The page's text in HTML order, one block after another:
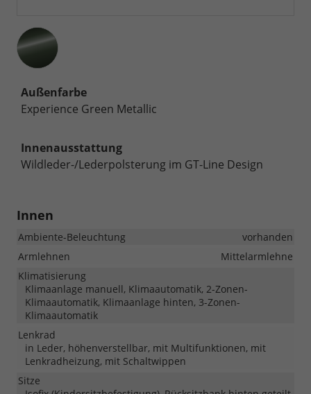
Außenfarbe
Experience Green Metallic
Innenausstattung
Wildleder-/Lederpolsterung im GT-Line Design
Innen
Ambiente-Beleuchtung
vorhanden
Armlehnen
Mittelarmlehne
Klimatisierung
Klimaanlage manuell, Klimaautomatik, 2-Zonen-
Klimaautomatik, Klimaanlage hinten, 3-Zonen-
Klimaautomatik
Lenkrad
in Leder, höhenverstellbar, mit Multifunktionen, mit
Lenkradheizung, mit Schaltwippen
Sitze